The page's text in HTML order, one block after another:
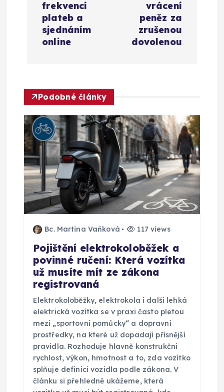
e
p
r
o
p
ř
frekvencí
plateb a
sjednáním
online
vrácení
peněz za
zrušenou
dovolenou
Podobné články
Bc. Martina Vaňková 117 views
Pojištění elektrokoloběžek a
povinné ručení: Která vozítka
už musíte mít ze zákona
registrovaná
Elektrokoloběžky, elektrokola i další lehká
elektrická vozítka se v praxi často pletou
mezi „sportovní pomůcky“ a dopravní
prostředky, na které už dopadají přísnější
pravidla. Rozhoduje hlavně konstrukční
rychlost, výkon, hmotnost a to, zda vozítko
splňuje definici vozidla podle zákona. V
článku si přehledně ukážeme, která